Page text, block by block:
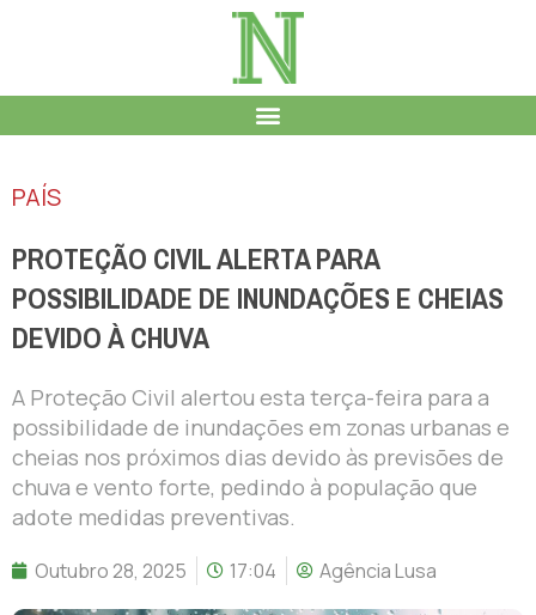
PAÍS
PROTEÇÃO CIVIL ALERTA PARA
POSSIBILIDADE DE INUNDAÇÕES E CHEIAS
DEVIDO À CHUVA
A Proteção Civil alertou esta terça-feira para a
possibilidade de inundações em zonas urbanas e
cheias nos próximos dias devido às previsões de
chuva e vento forte, pedindo à população que
adote medidas preventivas.
Outubro 28, 2025 17:04 Agência Lusa